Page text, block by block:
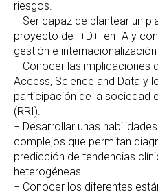
riesgos.
− Ser capaz de plantear un
proyecto de I+D+i en IA y
gestión e
− Conocer las implicaciones
Access, Science and Data y
participación de la sociedad
(RRI).
− Desarrollar unas
complejos que permitan
predicción de tendencias
heterogéneas.
− Conocer los diferentes